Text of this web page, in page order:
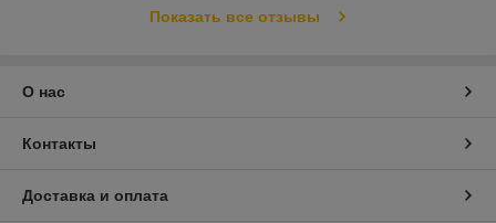
Показать все отзывы
О нас
Контакты
Доставка и оплата